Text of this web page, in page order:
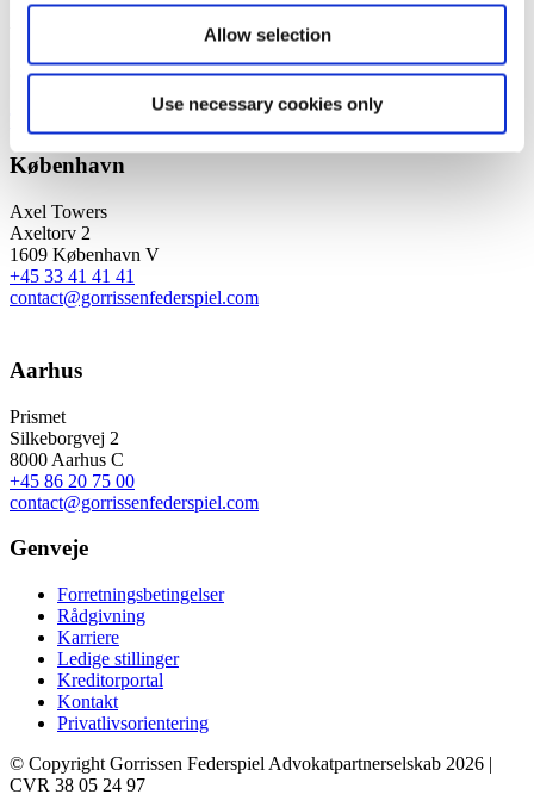
Allow selection
Use necessary cookies only
Vi er et førende dansk advokatfirma med
stærke internationale relationer.
Tilmeld dig nyheder og arrangementer
København
Axel Towers
Axeltorv 2
1609 København V
+45 33 41 41 41
contact@gorrissenfederspiel.com
Aarhus
Prismet
Silkeborgvej 2
8000 Aarhus C
+45 86 20 75 00
contact@gorrissenfederspiel.com
Genveje
Forretningsbetingelser
Rådgivning
Karriere
Ledige stillinger
Kreditorportal
Kontakt
Privatlivsorientering
© Copyright Gorrissen Federspiel Advokatpartnerselskab 2026 |
CVR 38 05 24 97